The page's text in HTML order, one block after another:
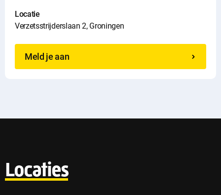
Locatie
Verzetsstrijderslaan 2, Groningen
Meld je aan
Locaties